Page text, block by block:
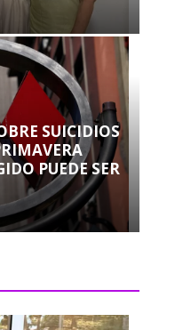
SUICIDIOS
PUEDE SER